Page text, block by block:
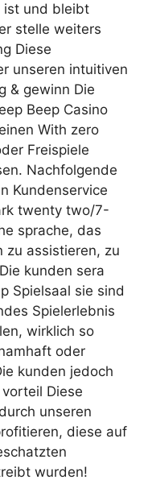
ist und bleibt
stelle weiters
Diese
unseren intuitiven
& gewinn Die
Beep Casino
With zero
Freispiele
Nachfolgende
Kundenservice
twenty two/7-
sprache, das
zu assistieren, zu
kunden sera
Spielsaal sie sind
Spielerlebnis
wirklich so
oder
kunden jedoch
Diese
unseren
diese auf
wurden!